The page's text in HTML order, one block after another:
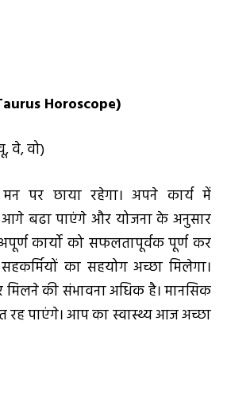
Horoscope)
वे, वो)
पर छाया रहेगा। अपने कार्य में
बढा पाएंगे और योजना के अनुसार
कार्यो को सफलतापूर्वक पूर्ण कर
का सहयोग अच्छा मिलेगा।
की संभावना अधिक है। मानसिक
पाएंगे। आप का स्वास्थ्य आज अच्छा